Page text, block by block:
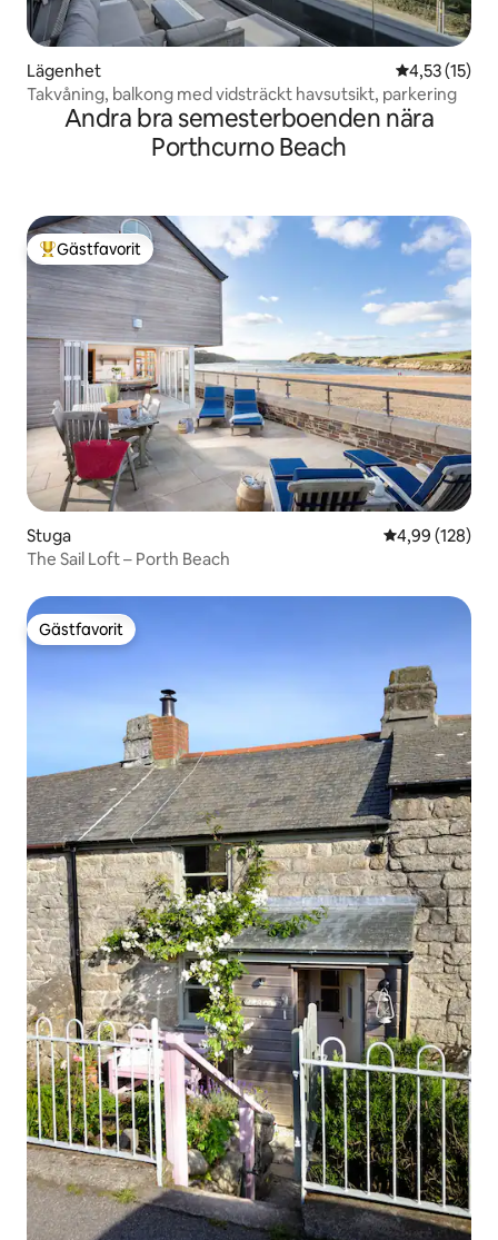
Lägenhet 4,53 av 5 i
4,53 (15)
Takvåning, balkong med vidsträckt havsutsikt, parkering
Andra bra semesterboenden nära
Porthcurno Beach
Populär gästfavorit
Gästfavorit
Stuga 4,99 av 5 i
4,99 (128)
The Sail Loft – Porth Beach
Gästfavorit
Gästfavorit